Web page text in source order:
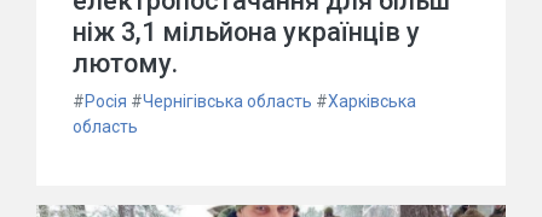
ніж 3,1 мільйона українців у
лютому.
#Росія #Чернігівська область #Харківська
область